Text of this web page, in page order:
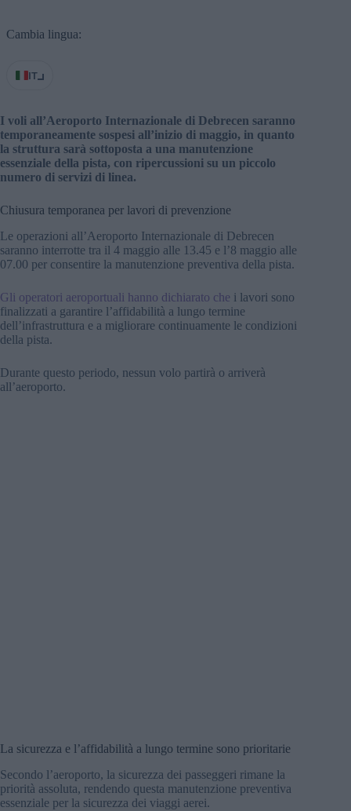
Cambia lingua:
IT
I voli all’Aeroporto Internazionale di Debrecen saranno
temporaneamente sospesi all’inizio di maggio, in quanto
la struttura sarà sottoposta a una manutenzione
essenziale della pista, con ripercussioni su un piccolo
numero di servizi di linea.
Chiusura temporanea per lavori di prevenzione
Le operazioni all’Aeroporto Internazionale di Debrecen
saranno interrotte tra il 4 maggio alle 13.45 e l’8 maggio alle
07.00 per consentire la manutenzione preventiva della pista.
Gli operatori aeroportuali hanno dichiarato che i lavori sono
finalizzati a garantire l’affidabilità a lungo termine
dell’infrastruttura e a migliorare continuamente le condizioni
della pista.
Durante questo periodo, nessun volo partirà o arriverà
all’aeroporto.
La sicurezza e l’affidabilità a lungo termine sono prioritarie
Secondo l’aeroporto, la sicurezza dei passeggeri rimane la
priorità assoluta, rendendo questa manutenzione preventiva
essenziale per la sicurezza dei viaggi aerei.